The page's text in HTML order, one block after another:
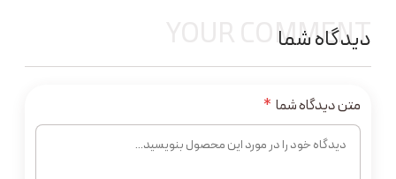
دیدگاه شما
YOUR COMMENT
متن دیدگاه شما *